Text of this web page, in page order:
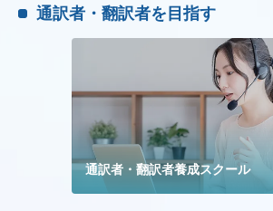
通訳者・翻訳者を目指す
通訳者・翻訳者養成スクール